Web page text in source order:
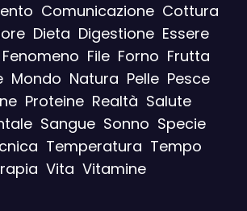
Comunicazione Cottura
Dieta Digestione Essere
Fenomeno File Forno Frutta
Mondo Natura Pelle Pesce
Proteine Realtà Salute
Sangue Sonno Specie
Temperatura Tempo
Vita Vitamine